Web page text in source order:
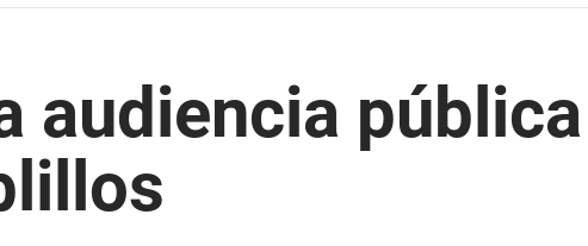
audiencia